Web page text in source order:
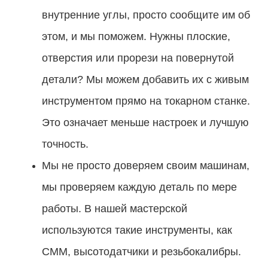
внутренние углы, просто сообщите им об
этом, и мы поможем. Нужны плоские,
отверстия или прорези на повернутой
детали? Мы можем добавить их с живым
инструментом прямо на токарном станке.
Это означает меньше настроек и лучшую
точность.
Мы не просто доверяем своим машинам,
мы проверяем каждую деталь по мере
работы. В нашей мастерской
используются такие инструменты, как
CMM, высотодатчики и резьбокалибры.